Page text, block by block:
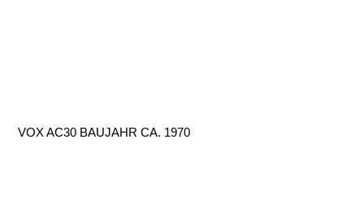
VOX AC30 BAUJAHR CA. 1970